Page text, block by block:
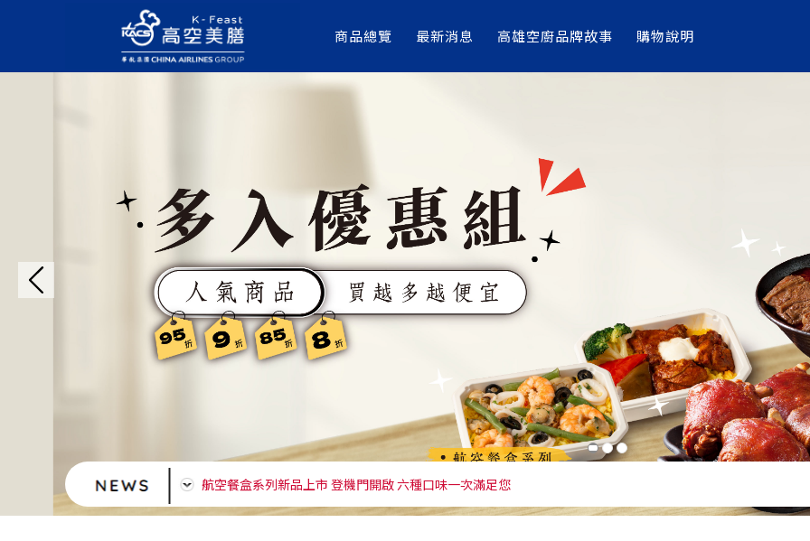
商品總覽 最新消息 高雄空廚品牌故事 購物說明
新品上市 粉絲煲系列 蝦仁 蟹味 麻辣 蠔油 四種口味一次滿足您
航空餐盒系列新品上市 登機門開啟 六種口味一次滿足您
優惠多入組 買越多越便宜
現在，不用登機、不用出門，打開冰箱就能享受頂級美味
新會員專屬好禮｜開通即贈紅利100點
運費均一價 $145元 滿$1500免運費
新品上市 粉絲煲系列 蝦仁 蟹味 麻辣 蠔油 四種口味一次滿足您
航空餐盒系列新品上市 登機門開啟 六種口味一次滿足您
優惠多入組 買越多越便宜
現在，不用登機、不用出門，打開冰箱就能享受頂級美味